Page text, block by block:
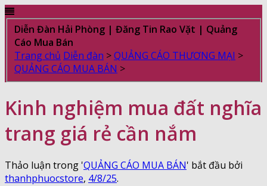
Diễn Đàn Hải Phòng | Đăng Tin Rao Vặt | Quảng
Cáo Mua Bán
Trang chủ Diễn đàn >QUẢNG CÁO THƯƠNG MẠI >
QUẢNG CÁO MUA BÁN >
Kinh nghiệm mua đất nghĩa
trang giá rẻ cần nắm
Thảo luận trong 'QUẢNG CÁO MUA BÁN' bắt đầu bởi
thanhphuocstore, 4/8/25.